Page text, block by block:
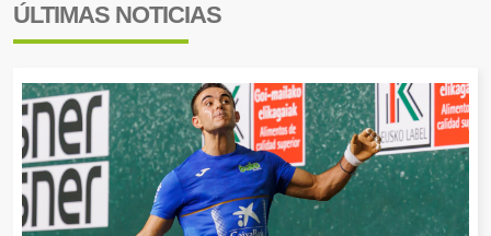
ÚLTIMAS NOTICIAS